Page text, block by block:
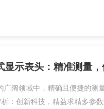
显示表头：精准测量
广阔领域中，精确且便捷的测
：创新科技，精益求精多参